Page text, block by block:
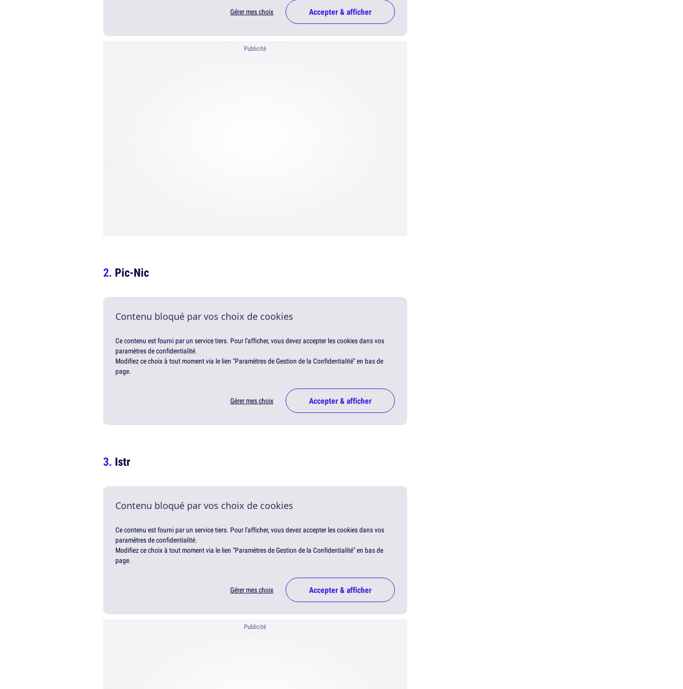
Gérer mes choix Accepter & afficher
Publicité
Pic-Nic
Contenu bloqué par vos choix de cookies
Ce contenu est fourni par un service tiers. Pour l'afficher, vous devez accepter les cookies dans vos
paramètres de confidentialité.
Modifiez ce choix à tout moment via le lien "Paramètres de Gestion de la Confidentialité" en bas de
page.
Gérer mes choix Accepter & afficher
Istr
Contenu bloqué par vos choix de cookies
Ce contenu est fourni par un service tiers. Pour l'afficher, vous devez accepter les cookies dans vos
paramètres de confidentialité.
Modifiez ce choix à tout moment via le lien "Paramètres de Gestion de la Confidentialité" en bas de
page.
Gérer mes choix Accepter & afficher
Publicité